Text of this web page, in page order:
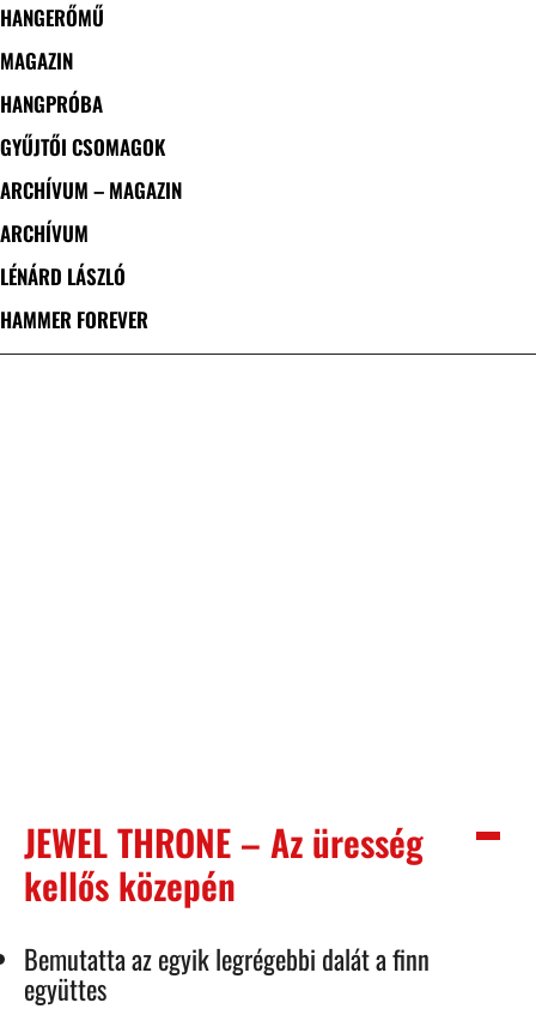
HANGERŐMŰ
MAGAZIN
HANGPRÓBA
GYŰJTŐI CSOMAGOK
ARCHÍVUM – MAGAZIN
ARCHÍVUM
LÉNÁRD LÁSZLÓ
HAMMER FOREVER
JEWEL THRONE – Az üresség
kellős közepén
Bemutatta az egyik legrégebbi dalát a finn
együttes